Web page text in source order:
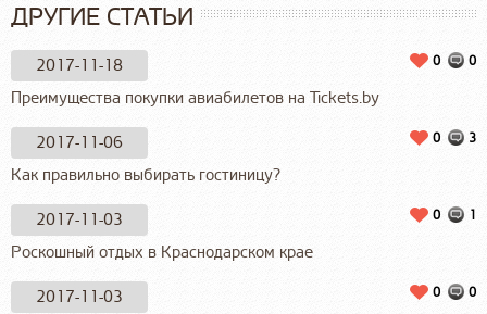
ДРУГИЕ СТАТЬИ
2017-11-18 0
0
Преимущества покупки авиабилетов на Tickets.by
2017-11-06 3
0
Как правильно выбирать гостиницу?
2017-11-03 1
0
Роскошный отдых в Краснодарском крае
2017-11-03 0
0